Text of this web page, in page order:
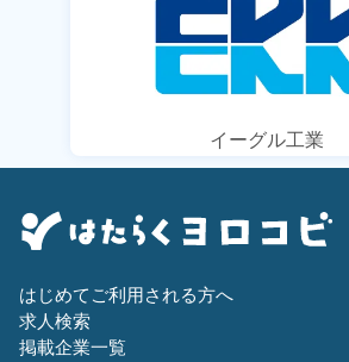
イーグル工業
はじめてご利用される方へ
求人検索
掲載企業一覧